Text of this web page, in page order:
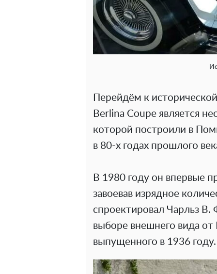
Перейдём к
Berlina Coupe является
которой построили в
в 80-х годах прошлого
В 1980 году он впервые
завоевав изрядное
спроектировал Чарльз В.
выборе внешнего вида от
выпущенного в 1936 году.